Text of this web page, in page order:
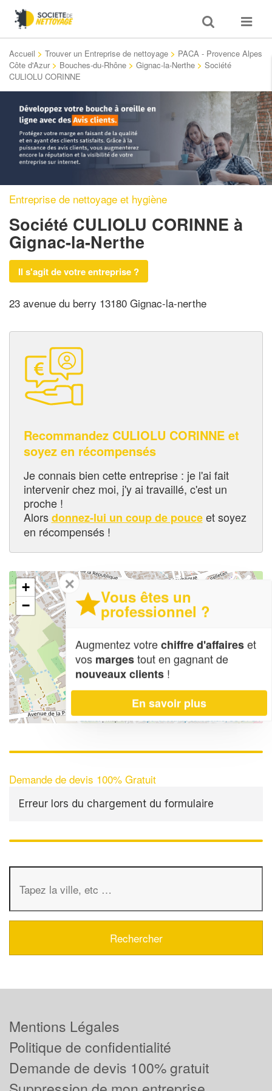
Toggle
search
Toggle
Accueil > Trouver un Entreprise de nettoyage > PACA - Provence Alpes
Côte d'Azur > Bouches-du-Rhône > Gignac-la-Nerthe > Société
CULIOLU CORINNE
Entreprise de nettoyage et hygiène
Société CULIOLU CORINNE à
Gignac-la-Nerthe
Il s'agit de votre entreprise ?
23 avenue du berry 13180 Gignac-la-nerthe
Recommandez CULIOLU CORINNE et
soyez en récompensés
Je connais bien cette entreprise : je l'ai fait
intervenir chez moi, j'y ai travaillé, c'est un
proche !
Alorsdonnez-lui un coup de pouceet soyez
en récompensés !
+
−
Leaflet| Map data ©OpenStreetMap contributors,CC-BY-SA
Demande de devis 100% Gratuit
Erreur lors du chargement du formulaire
✕
Vous êtes un
professionnel ?
Augmentez votrechiffre d'affaireset
vos margestout en gagnant de
nouveaux clients !
En savoir plus
Mentions Légales
Politique de confidentialité
Demande de devis 100% gratuit